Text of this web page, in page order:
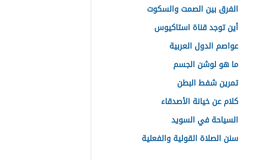
الفرق بين الصمت والسكوت
أين توجد قناة استاكيوس
عواصم الدول العربية
ما هو لوشن الجسم
تمرين شفط البطن
كلام عن خيانة الأصدقاء
السياحة في السويد
سنن الصلاة القولية والفعلية